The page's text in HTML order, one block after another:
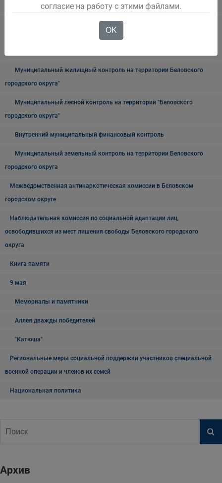
Муниципальный контроль на автомобильном транспорте,
городском, наземном электрическом транспорте и в дорожном
Муниципальный жилищный контроль на территории Беловского
городского округа"
Муниципальный лесной контроль на территории "Беловского
городского округа"
Внутренний муниципальный финансовый контроль
Муниципальный земельный контроль на территории Беловского
городского округа
Межведомственная антинаркотическая комиссии в Беловском
городском округе
Наблюдательная комиссия по социальной адаптации лиц,
освободившихся из мест лишения свободы Беловского городского
округа
Книга памяти
9 мая
Мемориалы и памятники
Аллея дважды победителей
"Катюша"
Региональные меры социальной поддержки участников специальной
военной операции и членов их семей
Национальная политика
Архив
согласие на работу с этими файлами.
OK